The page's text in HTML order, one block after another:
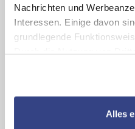
Nachrichten und
Interessen. Einige davon
grundlegende
zusätzliche Dienste bzw.
nutzen und uns sowie
ermöglichen, dabei kommt
Alles
1 x 1 Glas Sparkling Wine
Benutzung des
(Öffnungszeiten lt.